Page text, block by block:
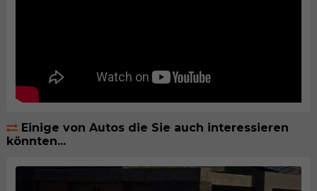
Einige von Autos die Sie auch interessieren
könnten...